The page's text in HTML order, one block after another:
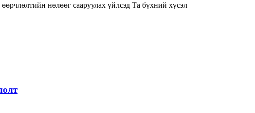
нөлөөг сааруулах үйлсэд Та бүхний хүсэл